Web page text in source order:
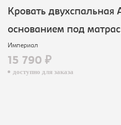
Кровать двухспальная
основанием под
Империал
15 790 ₽
доступно для заказа